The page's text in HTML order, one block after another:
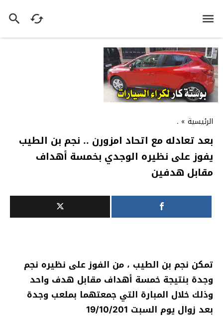
الرئيسية »
.
بعد تعادله مع اتحاد امزورن .. نجم بن الطيب
يفوز على نظيره الوجدي بخمسة أهداف
مقابل هدفين
تمكن نجم بن الطيب ، من الفوز على نظيره نجم
وجدة بنتيجة خمسة أهداف مقابل هدف واحد
وذلك خلال المبارة التي جمعتهما بملعب وجدة
بعد زوال يوم السبت 19/10/201